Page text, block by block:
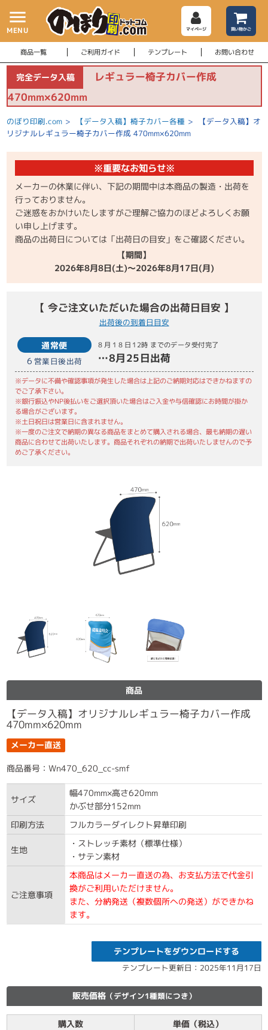
menu
MENU マイページ 買い物かご
商品一覧 ご利用ガイド テンプレート お問い合わせ
完全データ入稿
レギュラー椅子カバー作成
470mm×620mm
のぼり印刷.com > 【データ入稿】椅子カバー各種 >
【データ入稿】オ
リジナルレギュラー椅子カバー作成 470mm×620mm
※重要なお知らせ※
メーカーの休業に伴い、下記の期間中は本商品の製造・出荷を
行っておりません。
ご迷惑をおかけいたしますがご理解ご協力のほどよろしくお願
い申し上げます。
商品の出荷日については「出荷日の目安」をご確認ください。
【期間】
2026年8月8日(土)～2026年8月17日(月)
【 今ご注文いただいた場合の出荷日目安 】
出荷後の到着日目安
通常便
6 営業日後出荷
8月18日 12時 までのデータ受付完了
…8月25日出荷
※データに不備や確認事項が発生した場合は上記のご納期対応はできかねますの
でご了承下さい。
※銀行振込やNP後払いをご選択頂いた場合はご入金や与信確認にお時間が掛か
る場合がございます。
※土日祝日は営業日に含まれません。
※一度のご注文で納期の異なる商品をまとめて購入される場合、最も納期の遅い
商品に合わせて出荷いたします。商品それぞれの納期で出荷いたしませんので予
めご了承ください。
商品
【データ入稿】オリジナルレギュラー椅子カバー作成
470mm×620mm
メーカー直送
商品番号：Wn470_620_cc-smf
サイズ
幅470mm×高さ620mm
かぶせ部分152mm
印刷方法
フルカラーダイレクト昇華印刷
生地
・ストレッチ素材（標準仕様）
・サテン素材
ご注意事項
本商品はメーカー直送の為、お支払方法で代金引
換がご利用いただけません。
また、分納発送（複数個所への発送）ができかね
ます。
テンプレートをダウンロードする
テンプレート更新日：2025年11月17日
販売価格（デザイン1種類につき）
購入数
単価（税込）